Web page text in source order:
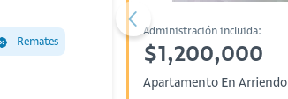
Remates
Administración incluida:
$1,200,000
Apartamento En Arriendo